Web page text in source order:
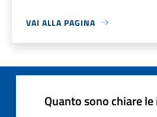
VAI ALLA PAGINA
Quanto sono chiare